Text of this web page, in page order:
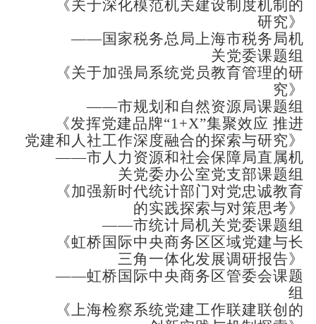
《关于深化模范机关建设制度机制的
研究》
——国家税务总局上海市税务局机
关党委课题组
《关于加强局系统党员教育管理的研
究》
——市规划和自然资源局课题组
《发挥党建品牌“1+X”集聚效应 推进
党建和人社工作深度融合的探索与研究》
——市人力资源和社会保障局直属机
关党委办公室党支部课题组
《加强新时代统计部门对党忠诚教育
的实践探索与对策思考》
——市统计局机关党委课题组
《虹桥国际中央商务区区域党建与长
三角一体化发展调研报告》
——虹桥国际中央商务区管委会课题
组
《上海检察系统党建工作联建联创的